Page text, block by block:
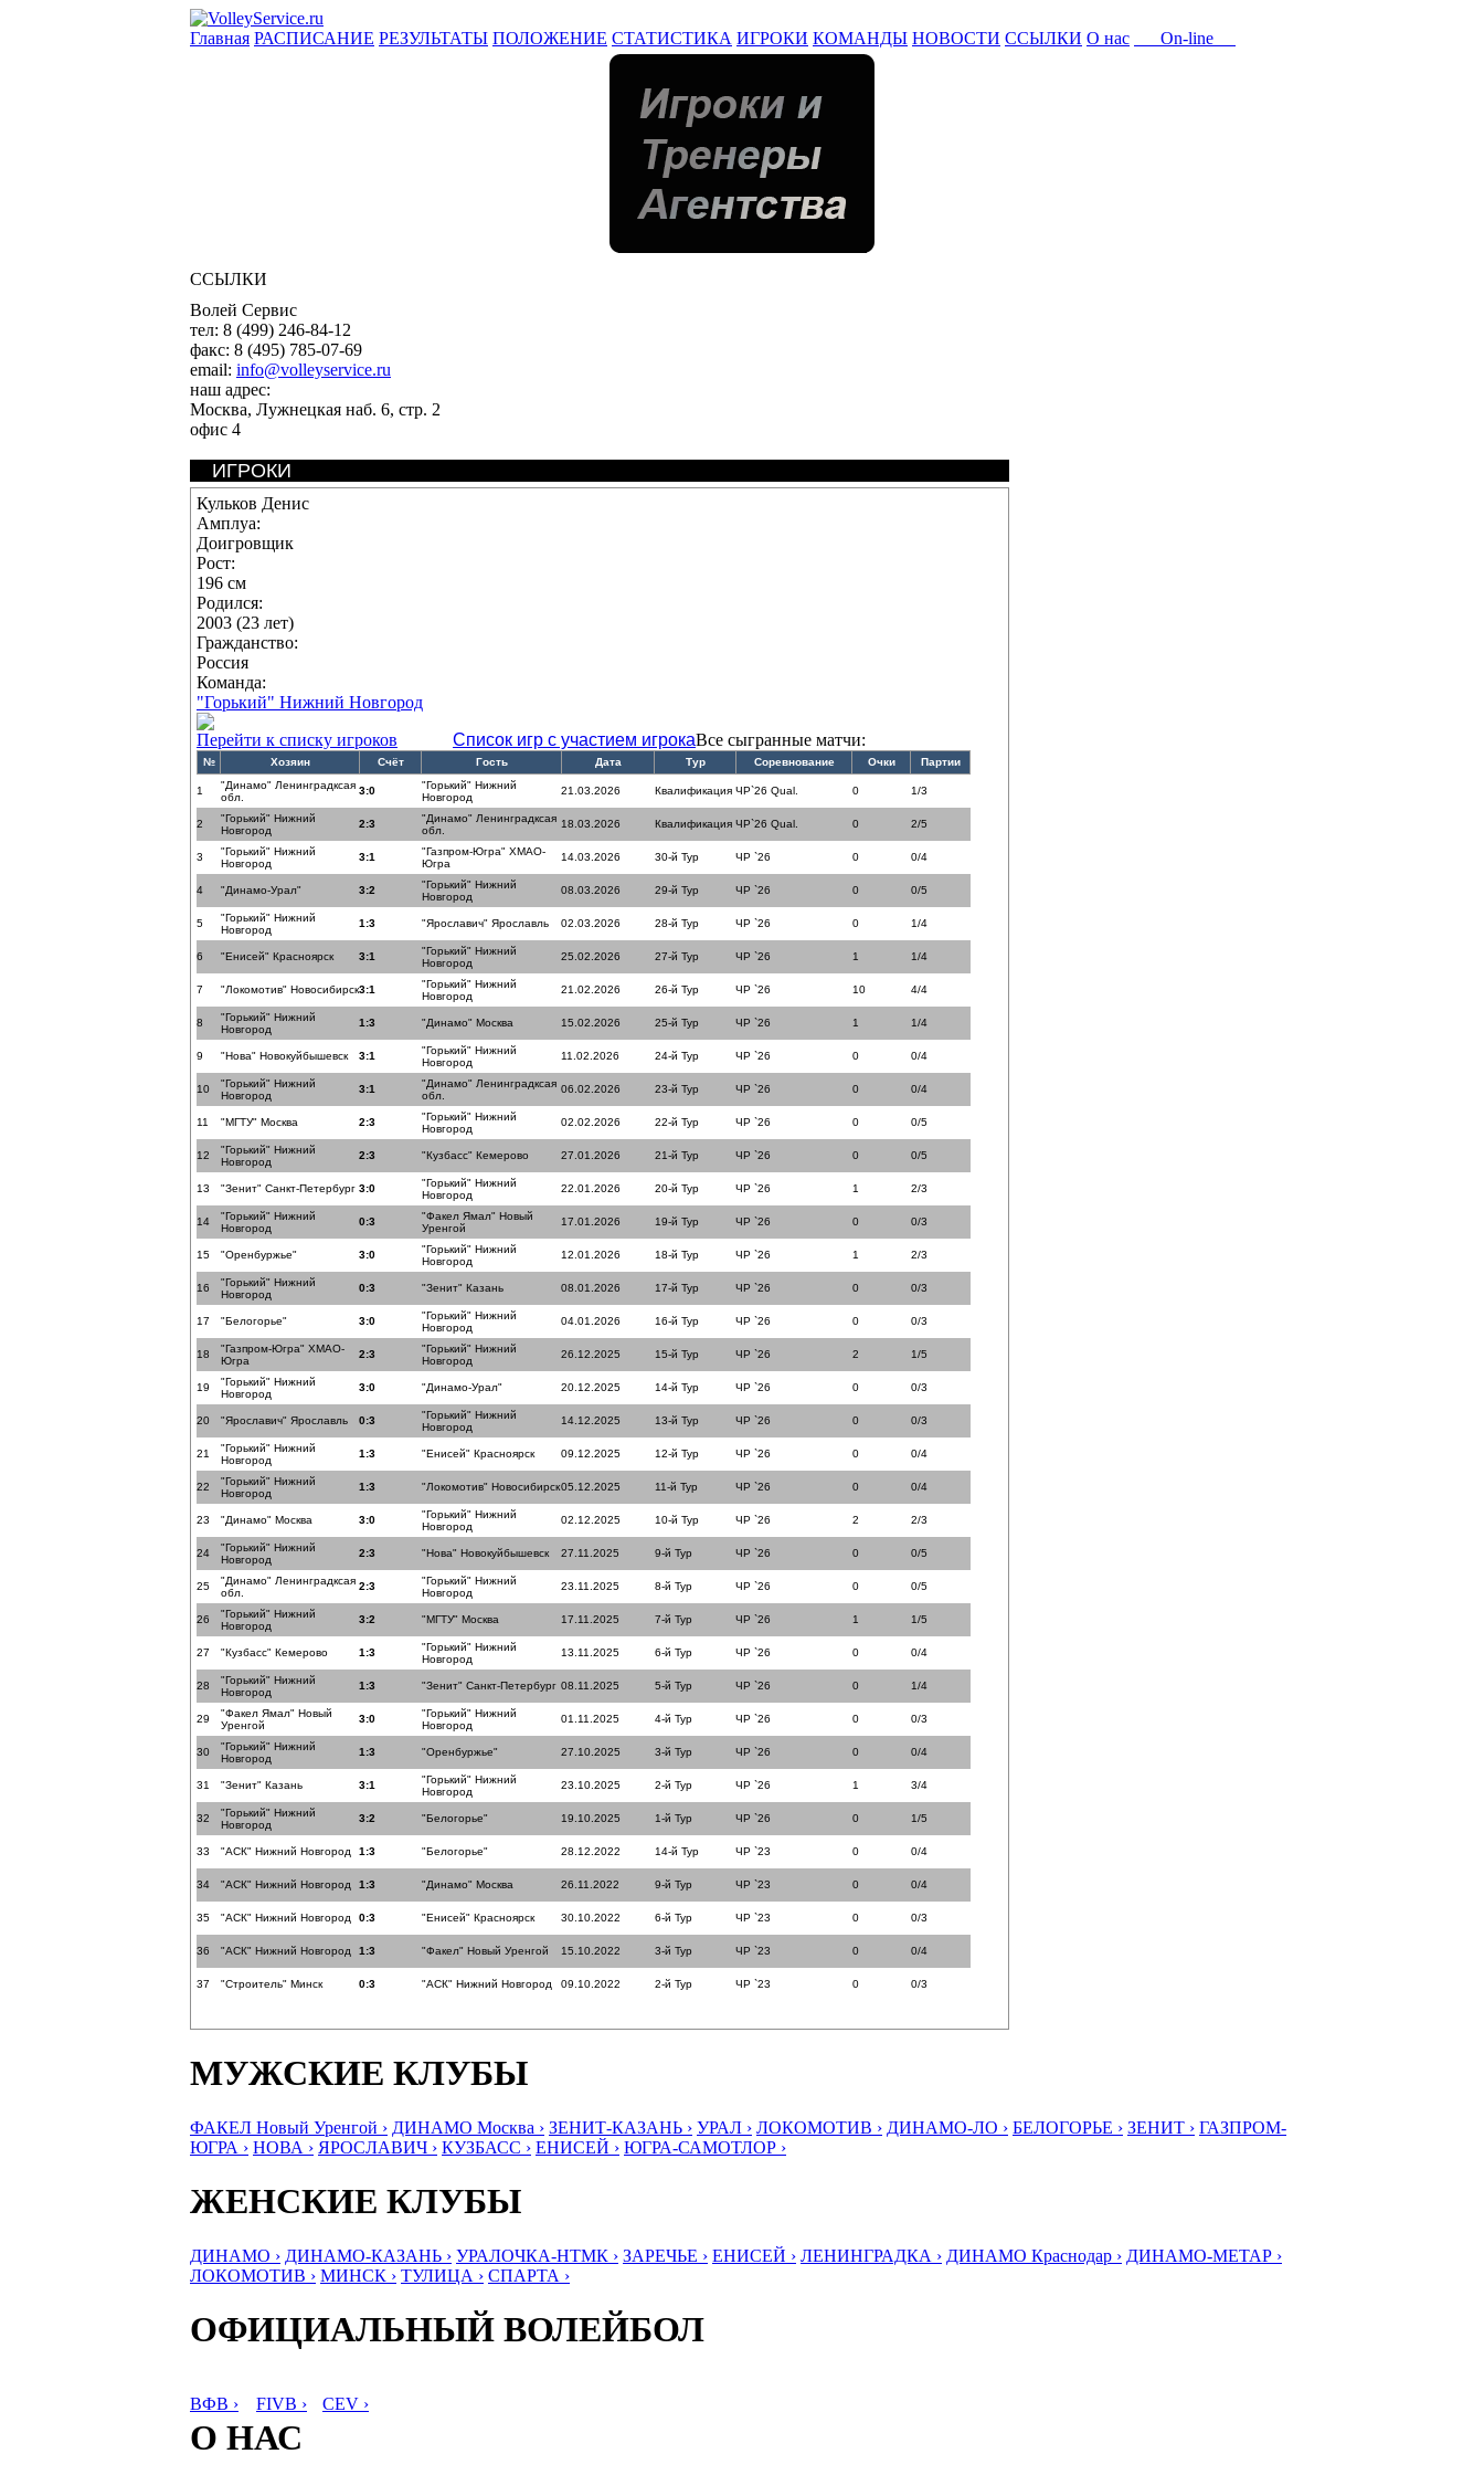
Главная РАСПИСАНИЕ РЕЗУЛЬТАТЫ ПОЛОЖЕНИЕ СТАТИСТИКА ИГРОКИ КОМАНДЫ НОВОСТИ ССЫЛКИ О нас On-line
ССЫЛКИ
Волей Сервис
тел: 8 (499) 246-84-12
факс: 8 (495) 785-07-69
email: info@volleyservice.ru
наш адрес:
Москва, Лужнецкая наб. 6, стр. 2
офис 4
ИГРОКИ
Кульков Денис
Амплуа:
Доигровщик
Рост:
196 см
Родился:
2003 (23 лет)
Гражданство:
Россия
Команда:
"Горький" Нижний Новгород
Перейти к списку игроков
Список игр с участием игрокаВсе сыгранные матчи:
№ Хозяин Счёт Гость Дата Тур Соревнование Очки Партии
1
"Динамо" Ленинградксая
обл.
3:0
"Горький" Нижний
Новгород
21.03.2026 Квалификация ЧР`26 Qual. 0 1/3
2
"Горький" Нижний
Новгород
2:3
"Динамо" Ленинградксая
обл.
18.03.2026 Квалификация ЧР`26 Qual. 0 2/5
3
"Горький" Нижний
Новгород
3:1
"Газпром-Югра" ХМАО-
Югра
14.03.2026 30-й Тур ЧР `26 0 0/4
4 "Динамо-Урал" 3:2
"Горький" Нижний
Новгород
08.03.2026 29-й Тур ЧР `26 0 0/5
5
"Горький" Нижний
Новгород
1:3 "Ярославич" Ярославль 02.03.2026 28-й Тур ЧР `26 0 1/4
6 "Енисей" Красноярск 3:1
"Горький" Нижний
Новгород
25.02.2026 27-й Тур ЧР `26 1 1/4
7 "Локомотив" Новосибирск3:1
"Горький" Нижний
Новгород
21.02.2026 26-й Тур ЧР `26 10 4/4
8
"Горький" Нижний
Новгород
1:3 "Динамо" Москва 15.02.2026 25-й Тур ЧР `26 1 1/4
9 "Нова" Новокуйбышевск 3:1
"Горький" Нижний
Новгород
11.02.2026 24-й Тур ЧР `26 0 0/4
10
"Горький" Нижний
Новгород
3:1
"Динамо" Ленинградксая
обл.
06.02.2026 23-й Тур ЧР `26 0 0/4
11 "МГТУ" Москва 2:3
"Горький" Нижний
Новгород
02.02.2026 22-й Тур ЧР `26 0 0/5
12
"Горький" Нижний
Новгород
2:3 "Кузбасс" Кемерово 27.01.2026 21-й Тур ЧР `26 0 0/5
13 "Зенит" Санкт-Петербург 3:0
"Горький" Нижний
Новгород
22.01.2026 20-й Тур ЧР `26 1 2/3
14
"Горький" Нижний
Новгород
0:3
"Факел Ямал" Новый
Уренгой
17.01.2026 19-й Тур ЧР `26 0 0/3
15 "Оренбуржье" 3:0
"Горький" Нижний
Новгород
12.01.2026 18-й Тур ЧР `26 1 2/3
16
"Горький" Нижний
Новгород
0:3 "Зенит" Казань 08.01.2026 17-й Тур ЧР `26 0 0/3
17 "Белогорье" 3:0
"Горький" Нижний
Новгород
04.01.2026 16-й Тур ЧР `26 0 0/3
18
"Газпром-Югра" ХМАО-
Югра
2:3
"Горький" Нижний
Новгород
26.12.2025 15-й Тур ЧР `26 2 1/5
19
"Горький" Нижний
Новгород
3:0 "Динамо-Урал" 20.12.2025 14-й Тур ЧР `26 0 0/3
20 "Ярославич" Ярославль 0:3
"Горький" Нижний
Новгород
14.12.2025 13-й Тур ЧР `26 0 0/3
21
"Горький" Нижний
Новгород
1:3 "Енисей" Красноярск 09.12.2025 12-й Тур ЧР `26 0 0/4
22
"Горький" Нижний
Новгород
1:3 "Локомотив" Новосибирск05.12.2025 11-й Тур ЧР `26 0 0/4
23 "Динамо" Москва 3:0
"Горький" Нижний
Новгород
02.12.2025 10-й Тур ЧР `26 2 2/3
24
"Горький" Нижний
Новгород
2:3 "Нова" Новокуйбышевск 27.11.2025 9-й Тур ЧР `26 0 0/5
25
"Динамо" Ленинградксая
обл.
2:3
"Горький" Нижний
Новгород
23.11.2025 8-й Тур ЧР `26 0 0/5
26
"Горький" Нижний
Новгород
3:2 "МГТУ" Москва 17.11.2025 7-й Тур ЧР `26 1 1/5
27 "Кузбасс" Кемерово 1:3
"Горький" Нижний
Новгород
13.11.2025 6-й Тур ЧР `26 0 0/4
28
"Горький" Нижний
Новгород
1:3 "Зенит" Санкт-Петербург 08.11.2025 5-й Тур ЧР `26 0 1/4
29
"Факел Ямал" Новый
Уренгой
3:0
"Горький" Нижний
Новгород
01.11.2025 4-й Тур ЧР `26 0 0/3
30
"Горький" Нижний
Новгород
1:3 "Оренбуржье" 27.10.2025 3-й Тур ЧР `26 0 0/4
31 "Зенит" Казань 3:1
"Горький" Нижний
Новгород
23.10.2025 2-й Тур ЧР `26 1 3/4
32
"Горький" Нижний
Новгород
3:2 "Белогорье" 19.10.2025 1-й Тур ЧР `26 0 1/5
33 "АСК" Нижний Новгород 1:3 "Белогорье" 28.12.2022 14-й Тур ЧР `23 0 0/4
34 "АСК" Нижний Новгород 1:3 "Динамо" Москва 26.11.2022 9-й Тур ЧР `23 0 0/4
35 "АСК" Нижний Новгород 0:3 "Енисей" Красноярск 30.10.2022 6-й Тур ЧР `23 0 0/3
36 "АСК" Нижний Новгород 1:3 "Факел" Новый Уренгой 15.10.2022 3-й Тур ЧР `23 0 0/4
37 "Строитель" Минск 0:3 "АСК" Нижний Новгород 09.10.2022 2-й Тур ЧР `23 0 0/3
МУЖСКИЕ КЛУБЫ
ФАКЕЛ Новый Уренгой › ДИНАМО Москва › ЗЕНИТ-КАЗАНЬ › УРАЛ › ЛОКОМОТИВ › ДИНАМО-ЛО › БЕЛОГОРЬЕ › ЗЕНИТ › ГАЗПРОМ-
ЮГРА › НОВА › ЯРОСЛАВИЧ › КУЗБАСС › ЕНИСЕЙ › ЮГРА-САМОТЛОР ›
ЖЕНСКИЕ КЛУБЫ
ДИНАМО › ДИНАМО-КАЗАНЬ › УРАЛОЧКА-НТМК › ЗАРЕЧЬЕ › ЕНИСЕЙ › ЛЕНИНГРАДКА › ДИНАМО Краснодар › ДИНАМО-МЕТАР ›
ЛОКОМОТИВ › МИНСК › ТУЛИЦА › СПАРТА ›
ОФИЦИАЛЬНЫЙ ВОЛЕЙБОЛ
ВФВ › FIVB › CEV ›
О НАС